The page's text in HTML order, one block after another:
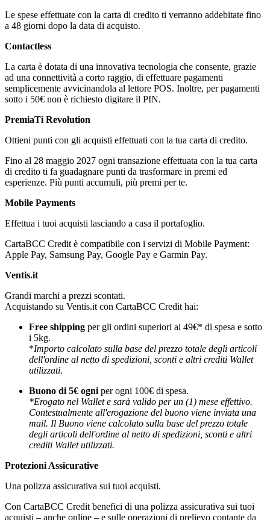
Le spese effettuate con la carta di credito ti verranno addebitate fino
a 48 giorni dopo la data di acquisto.
Contactless
La carta è dotata di una innovativa tecnologia che consente, grazie
ad una connettività a corto raggio, di effettuare pagamenti
semplicemente avvicinandola al lettore POS. Inoltre, per pagamenti
sotto i 50€ non è richiesto digitare il PIN.
PremiaTi Revolution
Ottieni punti con gli acquisti effettuati con la tua carta di credito.
Fino al 28 maggio 2027 ogni transazione effettuata con la tua carta
di credito ti fa guadagnare punti da trasformare in premi ed
esperienze. Più punti accumuli, più premi per te.
Mobile Payments
Effettua i tuoi acquisti lasciando a casa il portafoglio.
CartaBCC Credit è compatibile con i servizi di Mobile Payment:
Apple Pay, Samsung Pay, Google Pay e Garmin Pay.
Ventis.it
Grandi marchi a prezzi scontati.
Acquistando su Ventis.it con CartaBCC Credit hai:
Free shipping per gli ordini superiori ai 49€* di spesa e sotto
i 5kg.
*Importo calcolato sulla base del prezzo totale degli articoli
dell'ordine al netto di spedizioni, sconti e altri crediti Wallet
utilizzati.
Buono di 5€ ogni per ogni 100€ di spesa.
*Erogato nel Wallet e sarà valido per un (1) mese effettivo.
Contestualmente all'erogazione del buono viene inviata una
mail. Il Buono viene calcolato sulla base del prezzo totale
degli articoli dell'ordine al netto di spedizioni, sconti e altri
crediti Wallet utilizzati.
Protezioni Assicurative
Una polizza assicurativa sui tuoi acquisti.
Con CartaBCC Credit benefici di una polizza assicurativa sui tuoi
acquisti – anche online – e sulle operazioni di prelievo contante da